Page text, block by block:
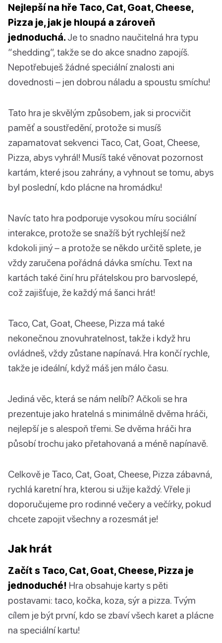
Nejlepší na hře Taco, Cat, Goat, Cheese,
Pizza je, jak je hloupá a zároveň
jednoduchá. Je to snadno naučitelná hra typu
“shedding”, takže se do akce snadno zapojíš.
Nepotřebuješ žádné speciální znalosti ani
dovednosti – jen dobrou náladu a spoustu smíchu!
Tato hra je skvělým způsobem, jak si procvičit
paměť a soustředění, protože si musíš
zapamatovat sekvenci Taco, Cat, Goat, Cheese,
Pizza, abys vyhrál! Musíš také věnovat pozornost
kartám, které jsou zahrány, a vyhnout se tomu, abys
byl poslední, kdo plácne na hromádku!
Navíc tato hra podporuje vysokou míru sociální
interakce, protože se snažíš být rychlejší než
kdokoli jiný – a protože se někdo určitě splete, je
vždy zaručena pořádná dávka smíchu. Text na
kartách také činí hru přátelskou pro barvoslepé,
což zajišťuje, že každý má šanci hrát!
Taco, Cat, Goat, Cheese, Pizza má také
nekonečnou znovuhratelnost, takže i když hru
ovládneš, vždy zůstane napínavá. Hra končí rychle,
takže je ideální, když máš jen málo času.
Jediná věc, která se nám nelíbí? Ačkoli se hra
prezentuje jako hratelná s minimálně dvěma hráči,
nejlepší je s alespoň třemi. Se dvěma hráči hra
působí trochu jako přetahovaná a méně napínavě.
Celkově je Taco, Cat, Goat, Cheese, Pizza zábavná,
rychlá karetní hra, kterou si užije každý. Vřele ji
doporučujeme pro rodinné večery a večírky, pokud
chcete zapojit všechny a rozesmát je!
Jak hrát
Začít s Taco, Cat, Goat, Cheese, Pizza je
jednoduché! Hra obsahuje karty s pěti
postavami: taco, kočka, koza, sýr a pizza. Tvým
cílem je být první, kdo se zbaví všech karet a plácne
na speciální kartu!